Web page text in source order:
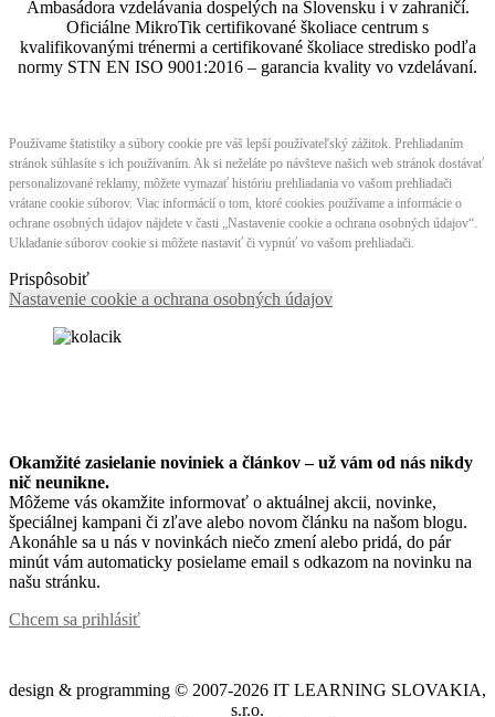
Ambasádora vzdelávania dospelých na Slovensku i v zahraničí.​​​​​​​​​​​​​​​​
Oficiálne MikroTik certifikované školiace centrum s
kvalifikovanými trénermi ​​​​​​​​​​a certifikované školiace stredisko podľa
normy STN EN ISO 9001:2016 – garancia kvality vo vzdelávaní.
Používame štatistiky a súbory cookie pre váš lepší používateľský zážitok. Prehliadaním
stránok súhlasíte s ich používaním. Ak si neželáte po návšteve našich web stránok dostávať
personalizované reklamy, môžete vymazať históriu prehliadania vo vašom prehliadači
vrátane cookie súborov. Viac informácií o tom, ktoré cookies používame a informácie o
ochrane osobných údajov nájdete v časti „Nastavenie cookie a ochrana osobných údajov“.
Ukladanie súborov cookie si môžete nastaviť či vypnúť vo vašom prehliadači.
Prispôsobiť
Nastavenie cookie a ochrana osobných údajov
Okamžité zasielanie noviniek a článkov – už vám od nás nikdy
nič neunikne.
Môžeme vás okamžite informovať o aktuálnej akcii, novinke,
špeciálnej kampani či zľave alebo novom článku na našom blogu.
Akonáhle sa u nás v novinkách niečo zmení alebo pridá, do pár
minút vám automaticky posielame email s odkazom na novinku na
našu stránku.
Chcem sa prihlásiť
design & programming © 2007-2026 IT LEARNING SLOVAKIA,
s.r.o.